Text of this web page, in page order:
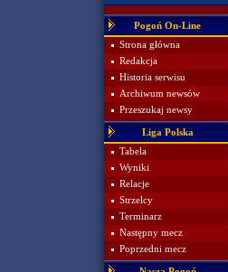
Pogoń On-Line
Strona główna
Redakcja
Historia serwisu
Archiwum newsów
Przeszukaj newsy
Liga Polska
Tabela
Wyniki
Relacje
Strzelcy
Terminarz
Następny mecz
Poprzedni mecz